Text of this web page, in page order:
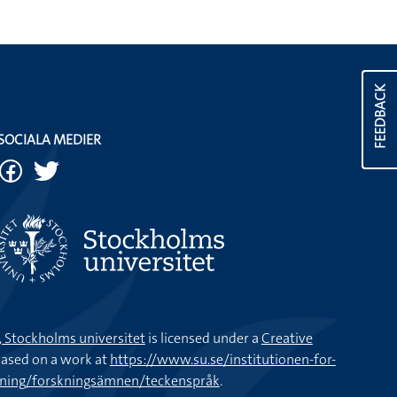
FEEDBACK
MEDIER
universitetis licensed under aCreative
on a work athttps://www.su.se/institutionen-for-
forskningsämnen/teckenspråk.